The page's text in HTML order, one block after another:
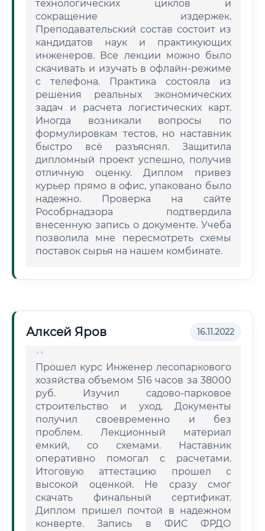
технологических циклов и
сокращение издержек.
Преподавательский состав состоит из
кандидатов наук и практикующих
инженеров. Все лекции можно было
скачивать и изучать в офлайн-режиме
с телефона. Практика состояла из
решения реальных экономических
задач и расчета логистических карт.
Иногда возникали вопросы по
формулировкам тестов, но наставник
быстро всё разъяснял. Защитила
дипломный проект успешно, получив
отличную оценку. Диплом привез
курьер прямо в офис, упаковано было
надежно. Проверка на сайте
Рособрнадзора подтвердила
внесенную запись о документе. Учеба
позволила мне пересмотреть схемы
поставок сырья на нашем комбинате.
Алксей Яров 16.11.2022
Прошел курс Инженер лесопаркового
хозяйства объемом 516 часов за 38000
руб. Изучил садово-парковое
строительство и уход. Документы
получил своевременно и без
проблем. Лекционный материал
емкий, со схемами. Наставник
оперативно помогал с расчетами.
Итоговую аттестацию прошел с
высокой оценкой. Не сразу смог
скачать финальный сертификат.
Диплом пришел почтой в надежном
конверте. Запись в ФИС ФРДО